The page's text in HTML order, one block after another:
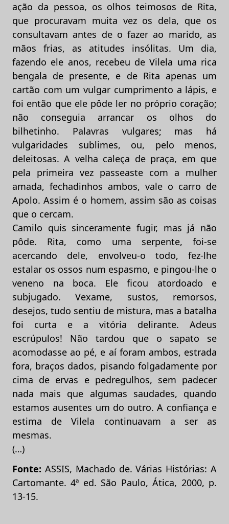
ação da pessoa, os olhos teimosos de Rita,
que procuravam muita vez os dela, que os
consultavam antes de o fazer ao marido, as
mãos frias, as atitudes insólitas. Um dia,
fazendo ele anos, recebeu de Vilela uma rica
bengala de presente, e de Rita apenas um
cartão com um vulgar cumprimento a lápis, e
foi então que ele pôde ler no próprio coração;
não conseguia arrancar os olhos do
bilhetinho. Palavras vulgares; mas há
vulgaridades sublimes, ou, pelo menos,
deleitosas. A velha caleça de praça, em que
pela primeira vez passeaste com a mulher
amada, fechadinhos ambos, vale o carro de
Apolo. Assim é o homem, assim são as coisas
que o cercam.
Camilo quis sinceramente fugir, mas já não
pôde. Rita, como uma serpente, foi-se
acercando dele, envolveu-o todo, fez-lhe
estalar os ossos num espasmo, e pingou-lhe o
veneno na boca. Ele ficou atordoado e
subjugado. Vexame, sustos, remorsos,
desejos, tudo sentiu de mistura, mas a batalha
foi curta e a vitória delirante. Adeus
escrúpulos! Não tardou que o sapato se
acomodasse ao pé, e aí foram ambos, estrada
fora, braços dados, pisando folgadamente por
cima de ervas e pedregulhos, sem padecer
nada mais que algumas saudades, quando
estamos ausentes um do outro. A confiança e
estima de Vilela continuavam a ser as
mesmas.
(…)
Fonte: ASSIS, Machado de. Várias Histórias: A
Cartomante. 4ª ed. São Paulo, Ática, 2000, p.
13-15.